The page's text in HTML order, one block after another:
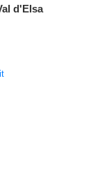
d'Elsa